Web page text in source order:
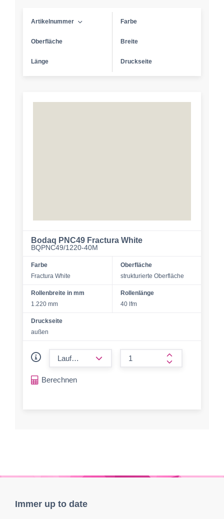
Artikelnummer Farbe
Oberfläche Breite
Länge Druckseite
Bodaq PNC49 Fractura White
BQPNC49/1220-40M
Farbe
Fractura White
Oberfläche
strukturierte Oberfläche
Rollenbreite in mm
1.220 mm
Rollenlänge
40 lfm
Druckseite
außen
form.increase-
Berechnen
Immer up to date